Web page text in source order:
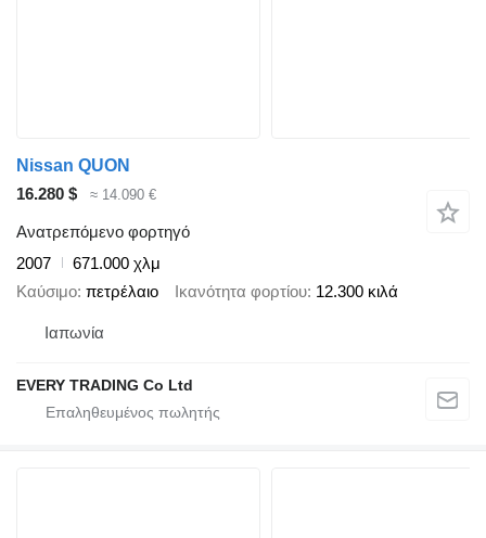
Nissan QUON
16.280 $
≈ 14.090 €
Ανατρεπόμενο φορτηγό
2007
671.000 χλμ
Καύσιμο πετρέλαιο Ικανότητα φορτίου 12.300 κιλά
Ιαπωνία
EVERY TRADING Co Ltd